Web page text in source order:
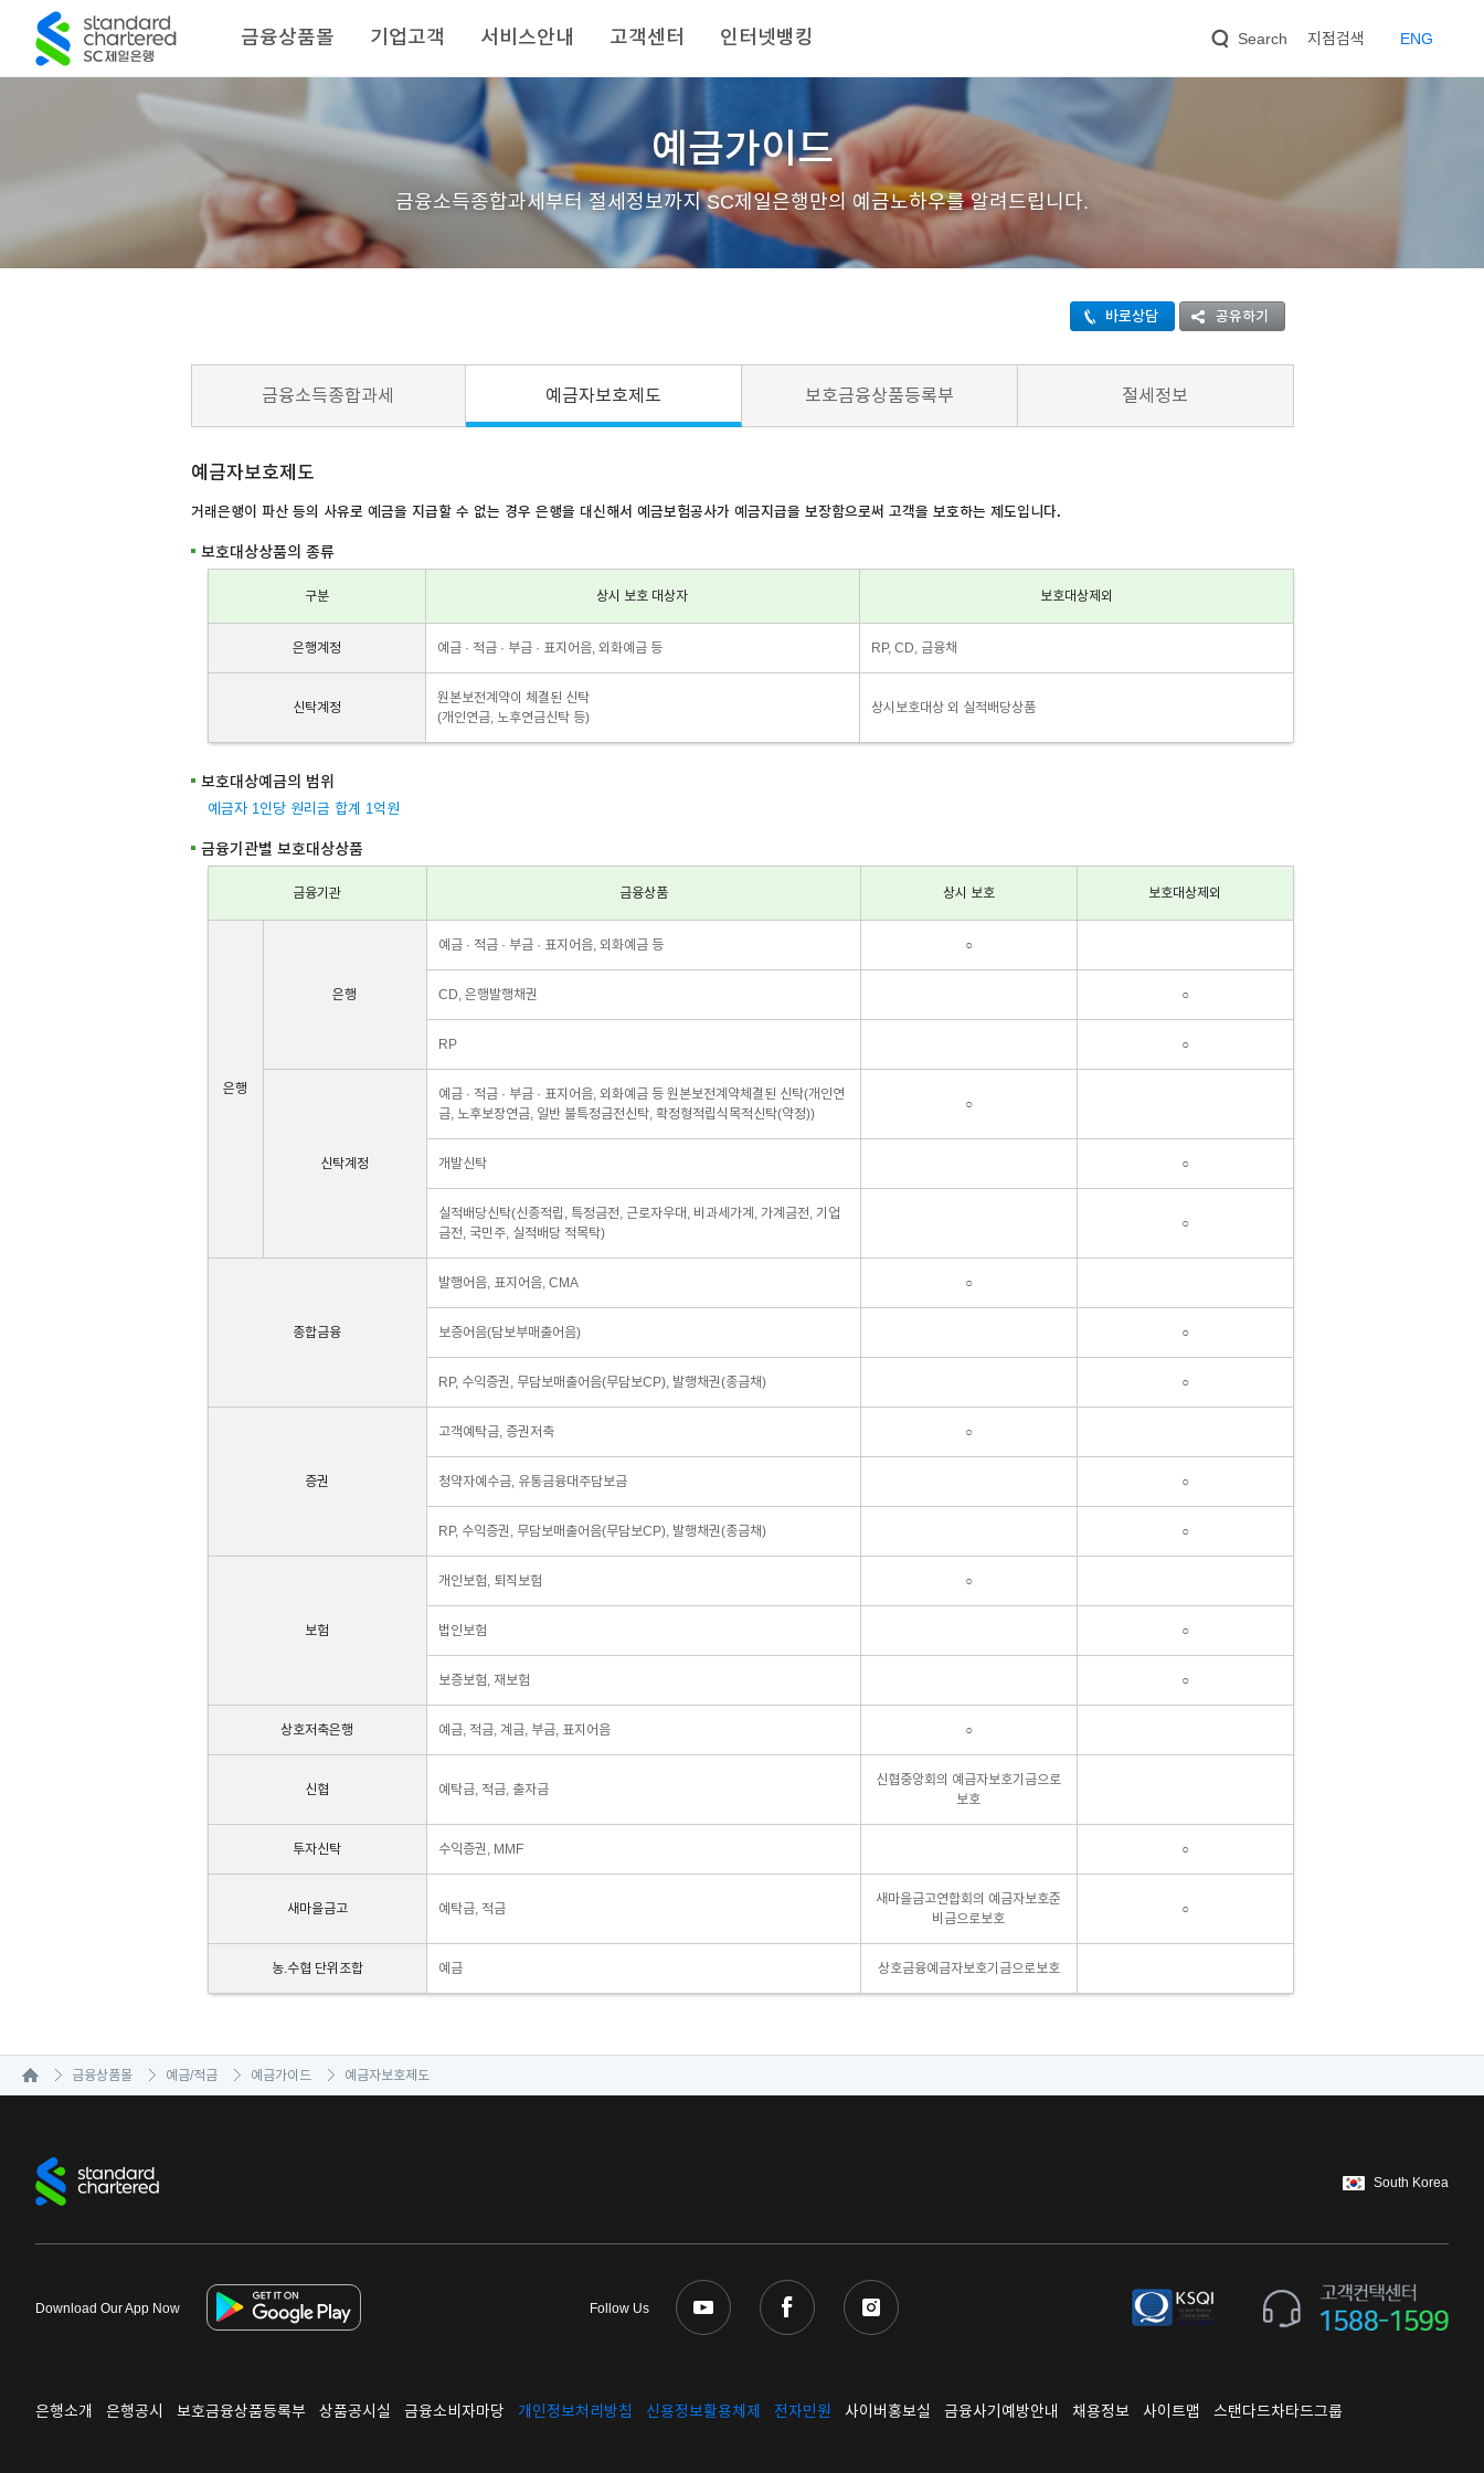
금융상품몰 기업고객 서비스안내 고객센터 인터넷뱅킹 Search 지점검색 ENG
예금가이드
금융소득종합과세부터 절세정보까지 SC제일은행만의 예금노하우를 알려드립니다.
바로상담 공유하기
금융소득종합과세 예금자보호제도 보호금융상품등록부 절세정보
예금자보호제도
거래은행이 파산 등의 사유로 예금을 지급할 수 없는 경우 은행을 대신해서 예금보험공사가 예금지급을 보장함으로써 고객을 보호하는 제도입니다.
보호대상상품의 종류
구분 상시 보호 대상자 보호대상제외
은행계정 예금 · 적금 · 부금 · 표지어음, 외화예금 등 RP, CD, 금융채
신탁계정
원본보전계약이 체결된 신탁
(개인연금, 노후연금신탁 등)
상시보호대상 외 실적배당상품
보호대상예금의 범위
예금자 1인당 원리금 합계 1억원
금융기관별 보호대상상품
금융기관 금융상품 상시 보호 보호대상제외
은행
은행
예금 · 적금 · 부금 · 표지어음, 외화예금 등 ○
CD, 은행발행채권 ○
RP ○
신탁계정
예금 · 적금 · 부금 · 표지어음, 외화예금 등 원본보전계약체결된 신탁(개인연
금, 노후보장연금, 일반 불특정금전신탁, 확정형적립식목적신탁(약정))
○
개발신탁 ○
실적배당신탁(신종적립, 특정금전, 근로자우대, 비과세가계, 가계금전, 기업
금전, 국민주, 실적배당 적목탁)
○
종합금융
발행어음, 표지어음, CMA ○
보증어음(담보부매출어음) ○
RP, 수익증권, 무담보매출어음(무담보CP), 발행채권(종금채) ○
증권
고객예탁금, 증권저축 ○
청약자예수금, 유통금융대주담보금 ○
RP, 수익증권, 무담보매출어음(무담보CP), 발행채권(종금채) ○
보험
개인보험, 퇴직보험 ○
법인보험 ○
보증보험, 재보험 ○
상호저축은행 예금, 적금, 계금, 부금, 표지어음 ○
신협 예탁금, 적금, 출자금
신협중앙회의 예금자보호기금으로
보호
투자신탁 수익증권, MMF ○
새마을금고 예탁금, 적금
새마을금고연합회의 예금자보호준
비금으로보호
○
농.수협 단위조합 예금 상호금융예금자보호기금으로보호
금융상품몰 예금/적금 예금가이드 예금자보호제도
South Korea
Download Our App Now Follow Us
은행소개 은행공시 보호금융상품등록부 상품공시실 금융소비자마당 개인정보처리방침 신용정보활용체제 전자민원 사이버홍보실 금융사기예방안내 채용정보 사이트맵 스탠다드차타드그룹